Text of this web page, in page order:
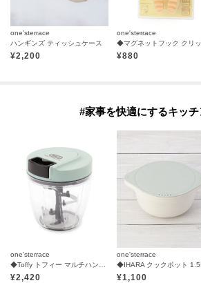
one'sterrace
ハンギンズ ティッシュケース
¥2,200
one'sterrace
◆マグネットフック クリ
¥880
#家事を快適にするキッ
one'sterrace
¥2,420
one'sterrace
◆IHARA クックポット 1.5L
¥1,100